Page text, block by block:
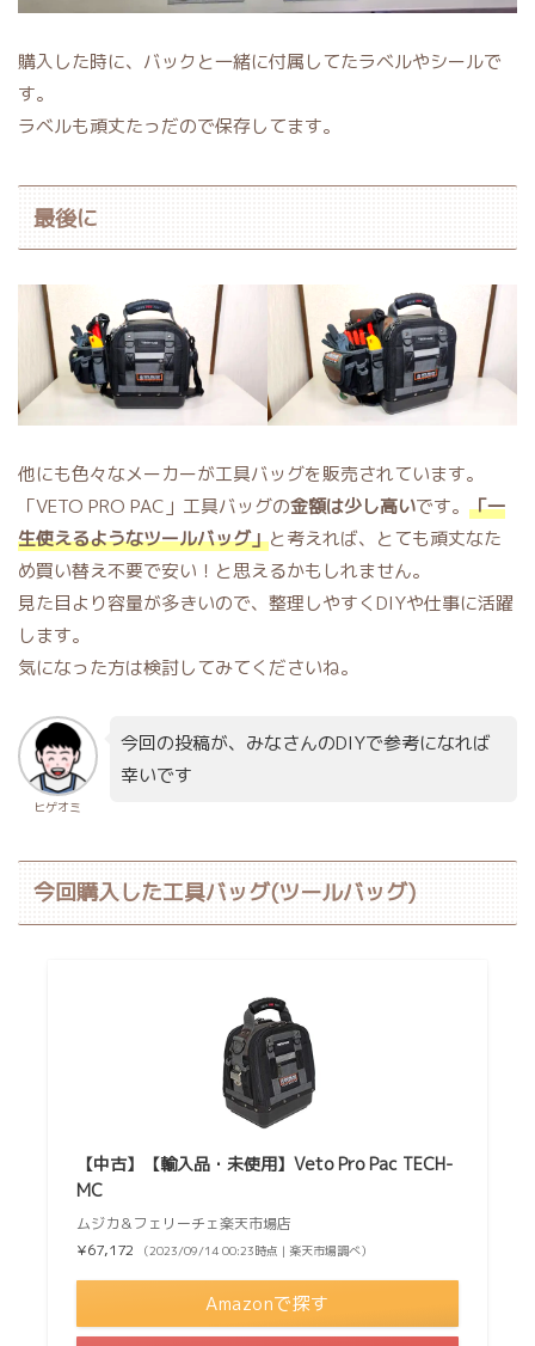
購入した時に、バックと一緒に付属してたラベルやシールで
す。
ラベルも頑丈たっだので保存してます。
最後に
他にも色々なメーカーが工具バッグを販売されています。
「VETO PRO PAC」工具バッグの金額は少し高いです。 「一
生使えるようなツールバッグ」と考えれば、とても頑丈なた
め買い替え不要で安い！と思えるかもしれません。
見た目より容量が多きいので、整理しやすくDIYや仕事に活躍
します。
気になった方は検討してみてくださいね。
ヒゲオミ
今回の投稿が、みなさんのDIYで参考になれば
幸いです
今回購入した工具バッグ(ツールバッグ)
【中古】【輸入品・未使用】Veto Pro Pac TECH-
MC
ムジカ＆フェリーチェ楽天市場店
¥67,172
（2023/09/14 00:23時点 | 楽天市場調べ）
Amazonで探す